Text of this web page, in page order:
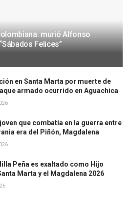
murió Alfonso
Felices”
en Santa Marta por muerte de
armado ocurrido en Aguachica
que combatía en la guerra entre
era del Piñón, Magdalena
Peña es exaltado como Hijo
Marta y el Magdalena 2026